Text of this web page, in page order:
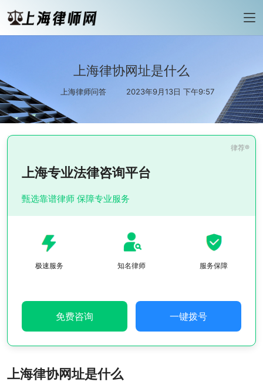
上海律协网址是什么
上海律师问答 2023年9月13日 下午9:57
上海专业法律咨询平台
甄选靠谱律师 保障专业服务
极速服务 知名律师 服务保障
免费咨询 一键拨号
上海律协网址是什么